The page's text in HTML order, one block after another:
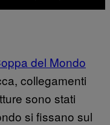
del Mondo
collegamenti
sono stati
si fissano sul